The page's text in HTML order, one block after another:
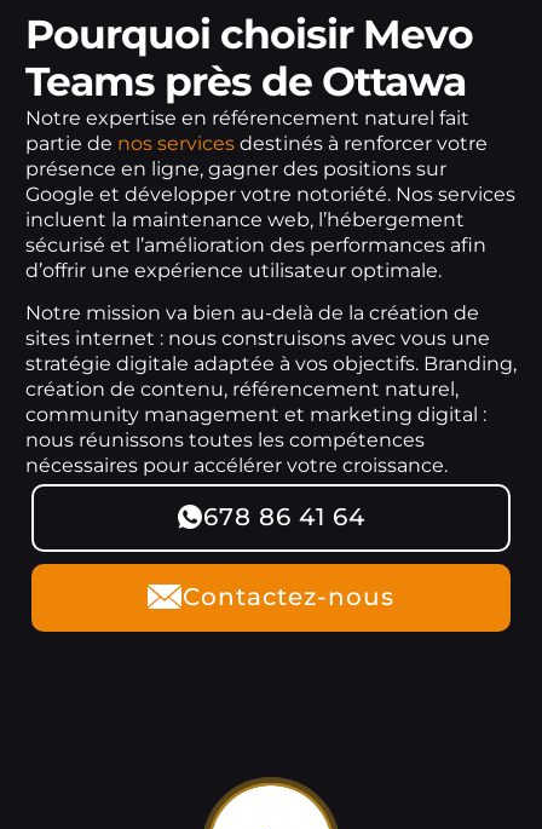
Pourquoi choisir Mevo
Teams près de Ottawa
Notre expertise en référencement naturel fait
partie de nos services destinés à renforcer votre
présence en ligne, gagner des positions sur
Google et développer votre notoriété. Nos services
incluent la maintenance web, l’hébergement
sécurisé et l’amélioration des performances afin
d’offrir une expérience utilisateur optimale.
Notre mission va bien au-delà de la création de
sites internet : nous construisons avec vous une
stratégie digitale adaptée à vos objectifs. Branding,
création de contenu, référencement naturel,
community management et marketing digital :
nous réunissons toutes les compétences
nécessaires pour accélérer votre croissance.
678 86 41 64
Contactez-nous